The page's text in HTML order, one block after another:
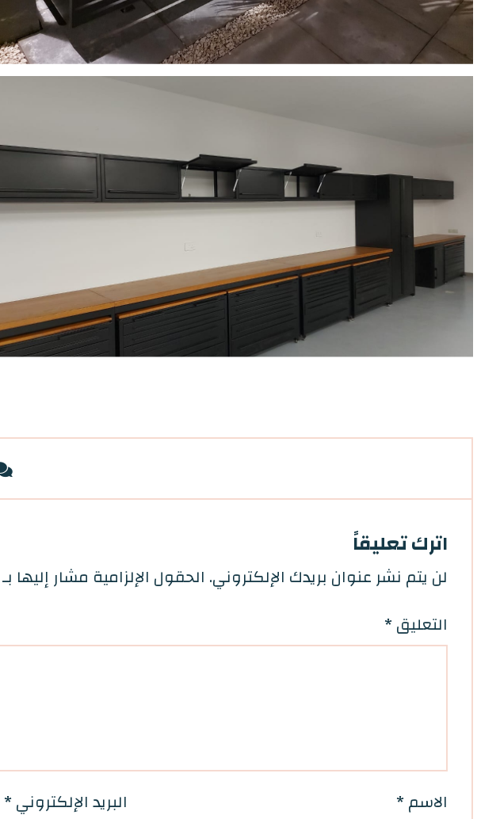
اترك تعليقاً
لن يتم نشر عنوان بريدك الإلكتروني. الحقول الإلزامية مشار إليها بـ
التعليق*
الاسم* البريد الإلكتروني*